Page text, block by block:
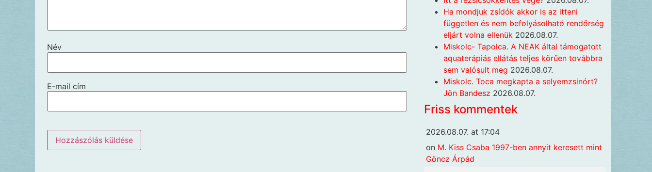
Név
E-mail cím
Ha mondjuk zsídók akkor is az itteni
független és nem befolyásolható rendőrség
eljárt volna ellenük 2026.08.07.
Miskolc- Tapolca. A NEAK által támogatott
aquaterápiás ellátás teljes körűen továbbra
sem valósult meg 2026.08.07.
Miskolc. Toca megkapta a selyemzsinórt?
Jön Bandesz 2026.08.07.
Friss kommentek
2026.08.07. at 17:04
on M. Kiss Csaba 1997-ben annyit keresett mint
Göncz Árpád